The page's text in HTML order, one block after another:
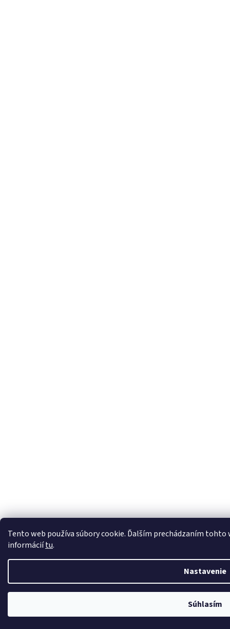
Tento web používa súbory cookie. Ďalším prechádzaním tohto
informáciítu.
Nastavenie
Súhlasím